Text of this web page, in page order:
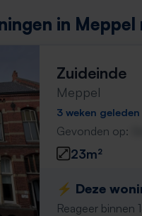
in
Zuideinde
Meppel
3 weken
Gevonden op:
23m²
⚡️ Deze
Reageer binnen